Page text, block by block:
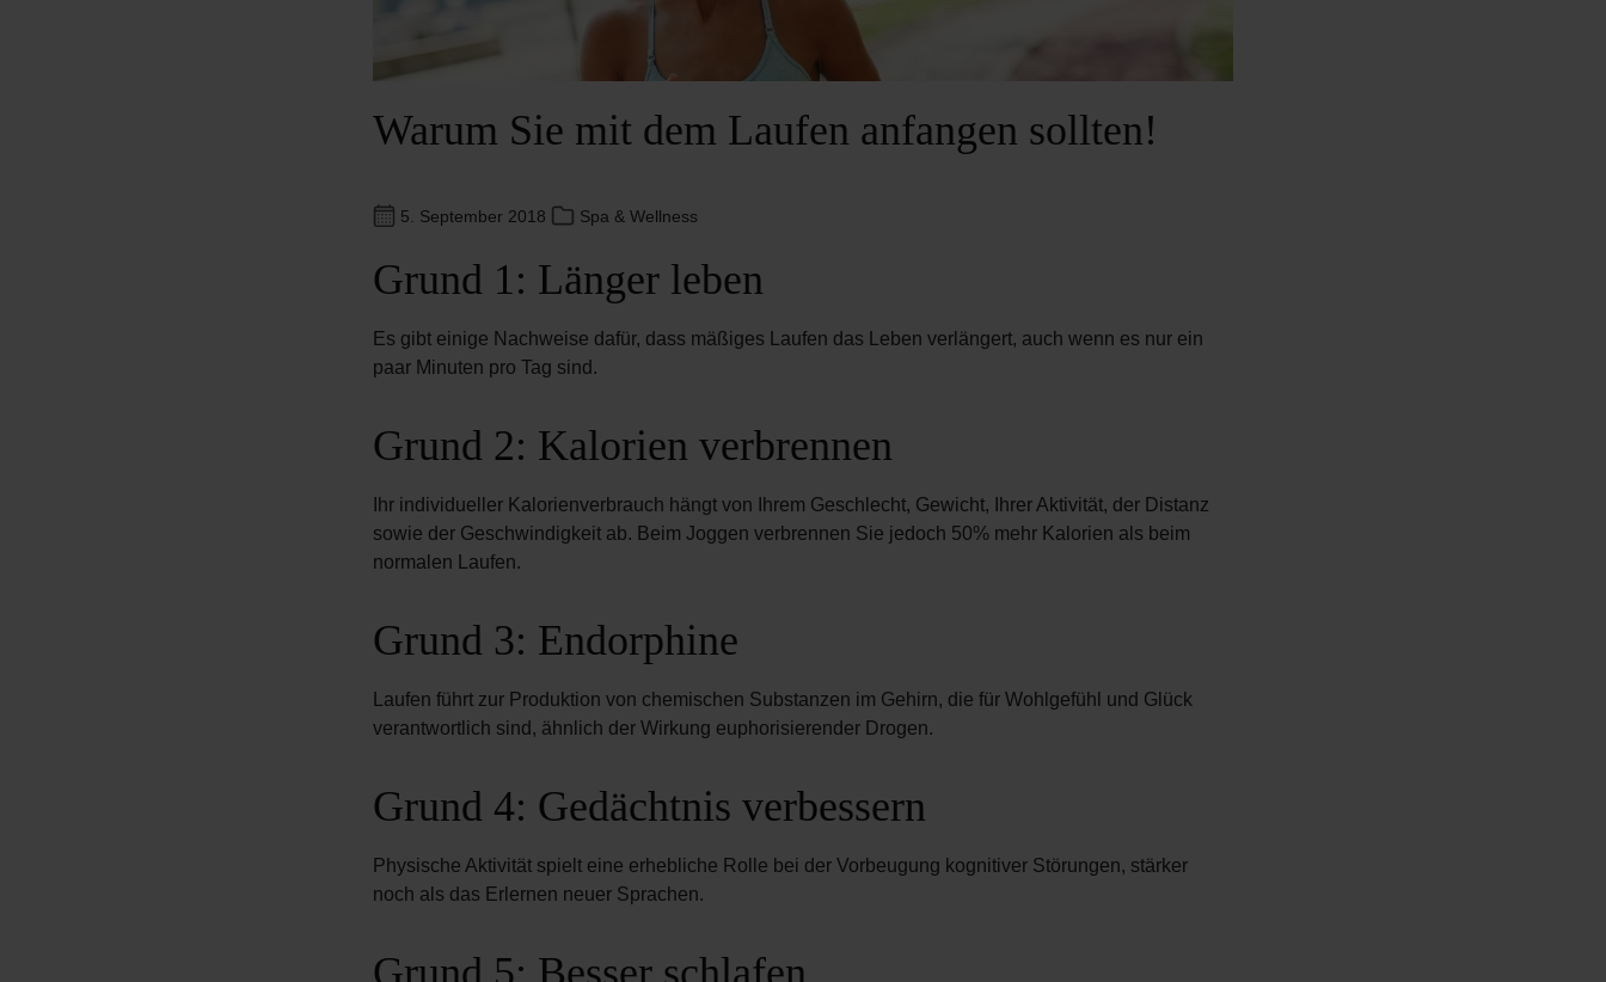
Warum Sie mit dem Laufen anfangen sollten!
5. September 2018 Spa & Wellness
Grund 1: Länger leben
Es gibt einige Nachweise dafür, dass mäßiges Laufen das Leben verlängert, auch wenn es nur ein
paar Minuten pro Tag sind.
Grund 2: Kalorien verbrennen
Ihr individueller Kalorienverbrauch hängt von Ihrem Geschlecht, Gewicht, Ihrer Aktivität, der Distanz
sowie der Geschwindigkeit ab. Beim Joggen verbrennen Sie jedoch 50% mehr Kalorien als beim
normalen Laufen.
Grund 3: Endorphine
Laufen führt zur Produktion von chemischen Substanzen im Gehirn, die für Wohlgefühl und Glück
verantwortlich sind, ähnlich der Wirkung euphorisierender Drogen.
Grund 4: Gedächtnis verbessern
Physische Aktivität spielt eine erhebliche Rolle bei der Vorbeugung kognitiver Störungen, stärker
noch als das Erlernen neuer Sprachen.